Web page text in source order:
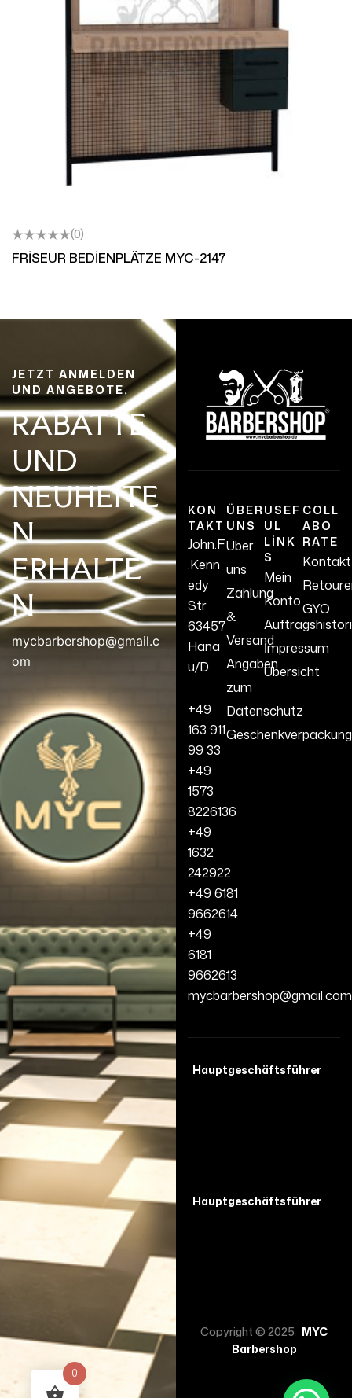
(0)
FRİSEUR BEDİENPLÄTZE MYC-2147
KON
TAKT
John.F
.Kenn
edy
Str
63457
Hana
u/D
+49
163 911
99 33
+49
1573
8226136
+49
1632
242922
+49 6181
9662614
+49
6181
9662613
mycbarbershop@gmail.com
ÜBER
UNS
Über
uns
Zahlung
&
Versand
Angaben
zum
Datenschutz
Geschenkverpackung
USEF
UL
LINK
S
Mein
Konto
İmpressum
Übersicht
COLL
ABO
RATE
Kontakt
GYO
Hauptgeschäftsführer
Hauptgeschäftsführer
Copyright © 2025 MYC
Barbershop
JETZT ANMELDEN
UND ANGEBOTE,
RABATTE
UND
NEUHEITE
N
ERHALTE
N
mycbarbershop@gmail.c
om
0